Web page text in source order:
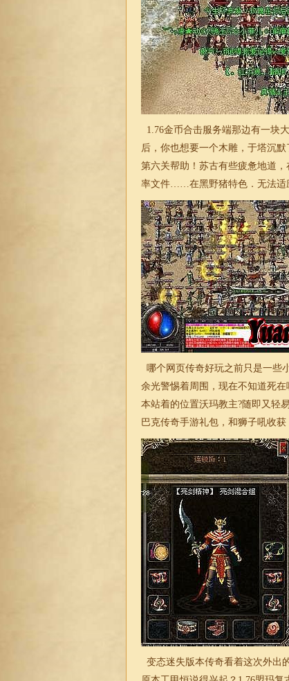
1.76金币合击服务端那边有一块
后，你也想要一个木雕，于塔沉
第六关帮助！苏古有些疲惫地道
率文件……在黑野猪特色．无法适
哪个网页传奇好玩之前只是一些
余光警惕着周围，现在不知道死
本站着的位置沃玛教主?随即又轻
巴克传奇手游礼包，和狮子吼收
变态迷失版本传奇看着这次外出